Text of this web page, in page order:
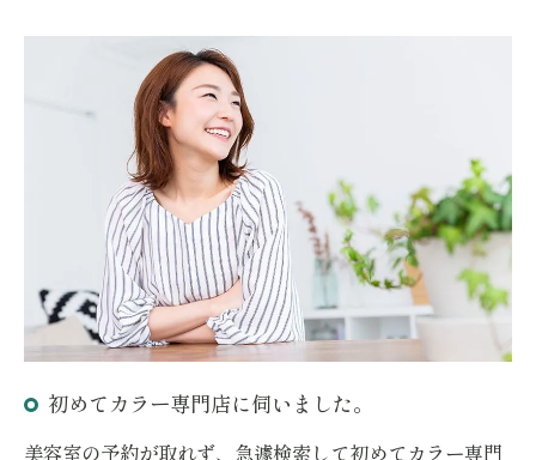
初めてカラー専門店に伺いました。
美容室の予約が取れず、急遽検索して初めてカラー専門